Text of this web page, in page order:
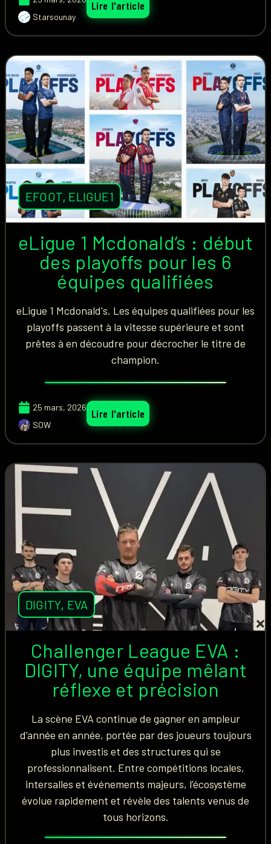
Starsounay
Lire l'article
EFOOT, ELIGUE1
eLigue 1 Mcdonald’s : début
des playoffs pour les 6
équipes qualifiées
eLigue 1 Mcdonald's. Les équipes qualifiées pour les
playoffs passent à la vitesse supérieure et sont
prêtes à en découdre pour décrocher le titre de
champion.
25 mars, 2026
SOW
Lire l'article
DIGITY, EVA
Challenger League EVA :
DIGITY, une équipe mêlant
réflexe et précision
La scène EVA continue de gagner en ampleur
d’année en année, portée par des joueurs toujours
plus investis et des structures qui se
professionnalisent. Entre compétitions locales,
intersalles et événements majeurs, l’écosystème
évolue rapidement et révèle des talents venus de
tous horizons.